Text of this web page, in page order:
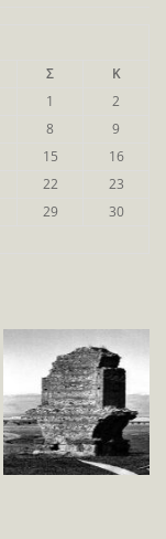
Σ
Κ
1
2
8
9
15
16
22
23
29
30